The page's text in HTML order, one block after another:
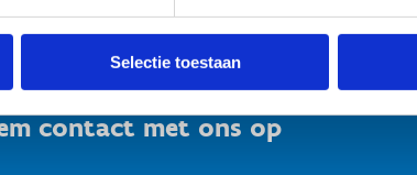
Selectie toestaan
contact met ons op